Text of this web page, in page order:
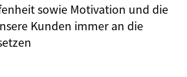
sowie Motivation und die
Kunden immer an die